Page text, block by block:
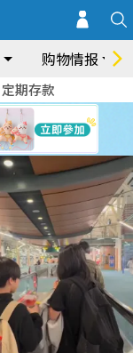
购物情报
定期存款